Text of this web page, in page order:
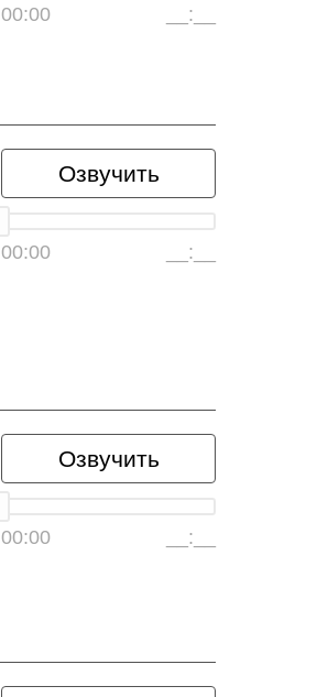
00:00 __:__
Озвучить
00:00 __:__
Озвучить
00:00 __:__